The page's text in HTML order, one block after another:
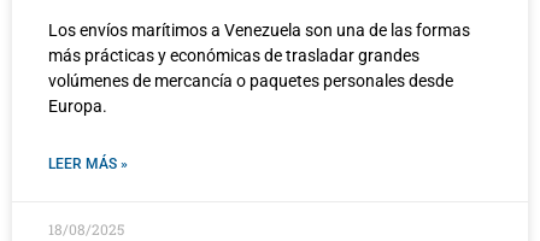
Los envíos marítimos a Venezuela son una de las formas
más prácticas y económicas de trasladar grandes
volúmenes de mercancía o paquetes personales desde
Europa.
LEER MÁS »
18/08/2025